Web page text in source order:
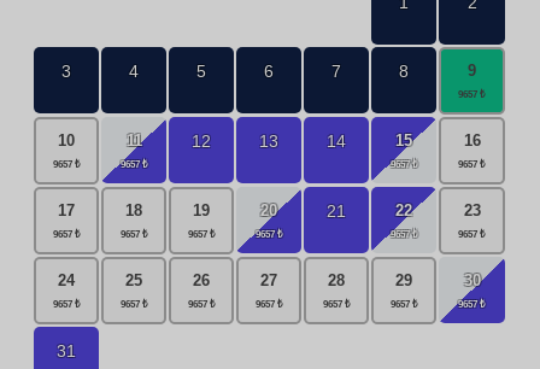
3 4 5 6 7 8 9
10 11 12 13 14 15 16
17 18 19 20 21 22 23
24 25 26 27 28 29 30
31